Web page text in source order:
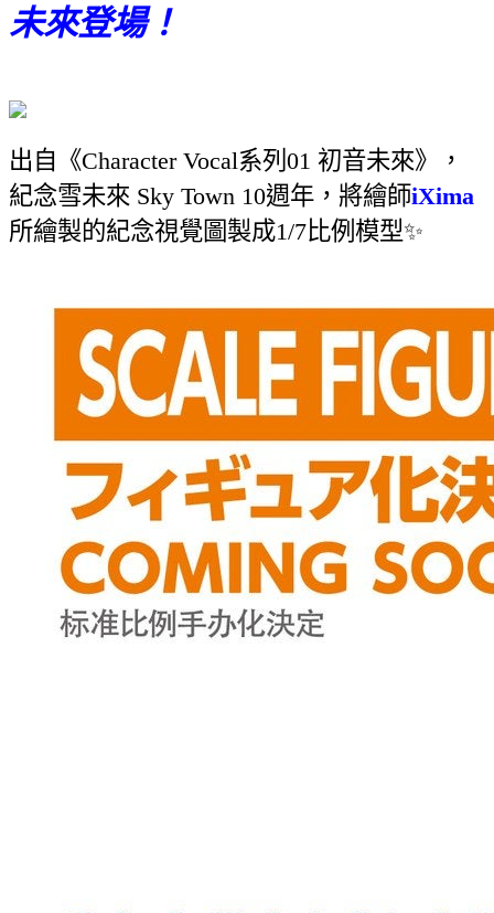
未來登場！
出自《Character Vocal系列01 初音未來》，
紀念雪未來 Sky Town 10週年，將繪師iXima
所繪製的紀念視覺圖製成1/7比例模型✨